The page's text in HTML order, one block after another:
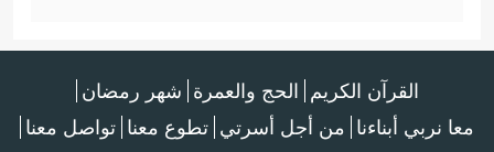
القرآن الكريم الحج والعمرة شهر رمضان
معا نربي أبناءنا من أجل أسرتي تطوع معنا تواصل معنا